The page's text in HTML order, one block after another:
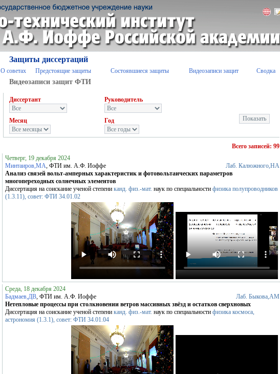
Защиты диссертаций
О советах Предстоящие защиты Состоявшиеся защиты Видеозаписи защит Сводка
Видеозаписи защит ФТИ
Диссертант Руководитель
Месяц Год
Всего записей: 99
Четверг, 19 декабря 2024
Минтаиров,МА, ФТИ им. А.Ф. Иоффе
Лаб. Калюжного,НА
Анализ связей вольт-амперных характеристик и фотовольтаических параметров
многопереходных солнечных элементов
Диссертация на соискание ученой степени канд. физ.-мат. наук по специальности физика полупроводников
(1.3.11), совет: ФТИ 34.01.02
Среда, 18 декабря 2024
Бадмаев,ДВ, ФТИ им. А.Ф. Иоффе
Лаб. Быкова,АМ
Нетепловые процессы при столкновении ветров массивных звёзд и остатков сверхновых
Диссертация на соискание ученой степени канд. физ.-мат. наук по специальности физика космоса,
астрономия (1.3.1), совет: ФТИ 34.01.04